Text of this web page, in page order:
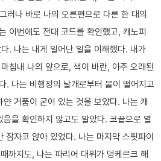
나 바로 나의 오른편으로 다른 한 대의
이번에도 전대 코드를 확인했고, 캐노피
. 나는 내게 일어난 일을 이해했다. 내가
침내 나의 앞으로, 색이 바란, 아주 오래된
. 나는 비행정의 날개로부터 물이 떨어지고
거품이 굳어 있는 것을 보았다. 나는 캐
을 확인하지 않고도 알았다. 코끝으로 열
잠자코 앉아 있었다. 나는 마지막 스핏파이
까지도, 나는 파리어 대위가 덩케르크 해